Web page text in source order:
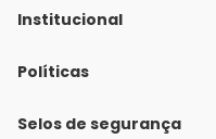
Institucional
Quem Somos
Nossas lojas
Políticas
Política de Envio
Selos de segurança